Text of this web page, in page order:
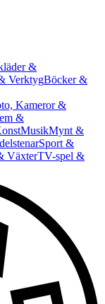
&
VerktygBöcker &
Kameror &
&
MusikMynt &
Sport &
VäxterTV-spel &